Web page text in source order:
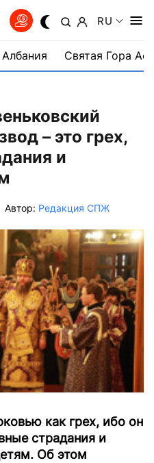
RU
Албания Святая Гора
– это грех,
и
Автор: Редакция СПЖ
как грех, ибо он
страдания и
Об этом